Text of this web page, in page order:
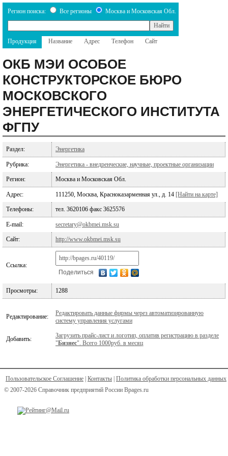
Регион поиска: Все регионы Москва и Московская Обл.
Продукция Название Адрес Телефон Сайт
ОКБ МЭИ ОСОБОЕ
КОНСТРУКТОРСКОЕ БЮРО
МОСКОВСКОГО
ЭНЕРГЕТИЧЕСКОГО ИНСТИТУТА
ФГПУ
Раздел: Энергетика
Рубрика: Энергетика - внедренческие, научные, проектные организации
Регион: Москва и Московская Обл.
Адрес: 111250, Москва, Красноказарменная ул., д. 14 [Найти на карте]
Телефоны: тел. 3620106 факс 3625576
E-mail: secretary@okbmei.msk.su
Сайт: http://www.okbmei.msk.su
Ссылка:
Поделиться
Просмотры: 1288
Редактирование:
Редактировать данные фирмы через автоматизированную
систему управления услугами
Добавить:
Загрузить прайс-лист и логотип, оплатив регистрацию в разделе
"Бизнес". Всего 1000руб. в месяц
Пользовательское Соглашение Контакты Политика обработки персональных данных
© 2007-2026 Справочник предприятий России Bpages.ru